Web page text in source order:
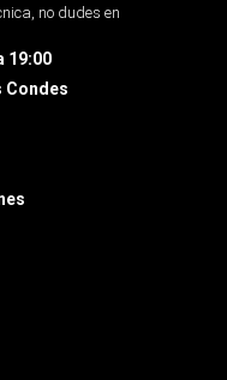
no dudes en
19:00
Condes